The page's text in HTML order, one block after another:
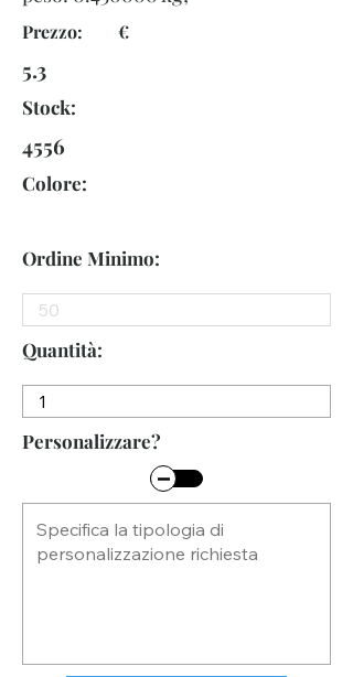
Prezzo: €
5.3
Stock:
4556
Colore:
Ordine Minimo:
Quantità:
Personalizzare?